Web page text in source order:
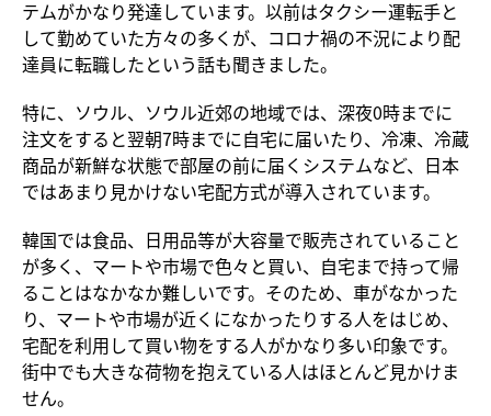
テムがかなり発達しています。以前はタクシー運転手と
して勤めていた方々の多くが、コロナ禍の不況により配
達員に転職したという話も聞きました。
特に、ソウル、ソウル近郊の地域では、深夜0時までに
注文をすると翌朝7時までに自宅に届いたり、冷凍、冷蔵
商品が新鮮な状態で部屋の前に届くシステムなど、日本
ではあまり見かけない宅配方式が導入されています。
韓国では食品、日用品等が大容量で販売されていること
が多く、マートや市場で色々と買い、自宅まで持って帰
ることはなかなか難しいです。そのため、車がなかった
り、マートや市場が近くになかったりする人をはじめ、
宅配を利用して買い物をする人がかなり多い印象です。
街中でも大きな荷物を抱えている人はほとんど見かけま
せん。